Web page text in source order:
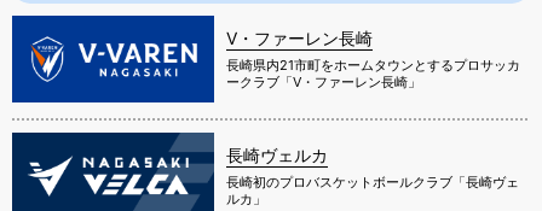
V・ファーレン長崎
長崎県内21市町をホームタウンとするプロサッカ
ークラブ「V・ファーレン長崎」
長崎ヴェルカ
長崎初のプロバスケットボールクラブ「長崎ヴェ
ルカ」